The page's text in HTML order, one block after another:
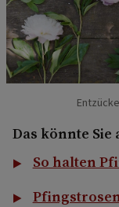
Das könnte
So halten